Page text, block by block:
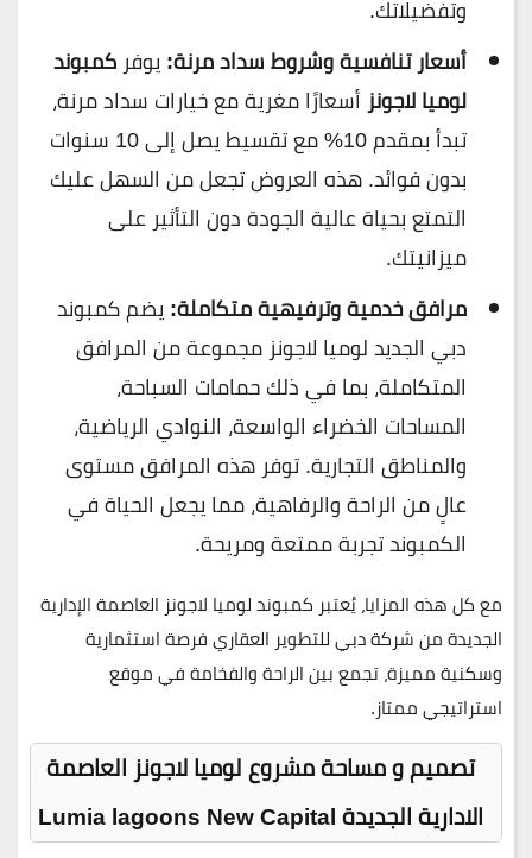
وتفضيلاتك.
أسعار تنافسية وشروط سداد مرنة: يوفر كمبوند
لوميا لاجونز أسعارًا مغرية مع خيارات سداد مرنة،
تبدأ بمقدم 10% مع تقسيط يصل إلى 10 سنوات
بدون فوائد. هذه العروض تجعل من السهل عليك
التمتع بحياة عالية الجودة دون التأثير على
ميزانيتك.
مرافق خدمية وترفيهية متكاملة: يضم كمبوند
دبي الجديد لوميا لاجونز مجموعة من المرافق
المتكاملة، بما في ذلك حمامات السباحة،
المساحات الخضراء الواسعة، النوادي الرياضية،
والمناطق التجارية. توفر هذه المرافق مستوى
عالٍ من الراحة والرفاهية، مما يجعل الحياة في
الكمبوند تجربة ممتعة ومريحة.
مع كل هذه المزايا، يُعتبر كمبوند لوميا لاجونز العاصمة الإدارية
الجديدةمن شركةدبي للتطوير العقاريفرصة استثمارية
وسكنية مميزة، تجمع بين الراحة والفخامة في موقع
استراتيجي ممتاز.
تصميم و مساحة مشروع لوميا لاجونز العاصمة
الادارية الجديدةLumia lagoons New Capital